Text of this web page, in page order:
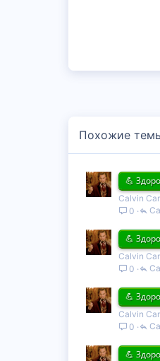
Похожие
💪
Calvin
0
💪
Calvin
0
💪
Calvin
0
💪